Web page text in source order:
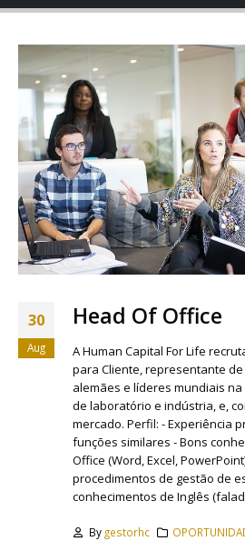
30
Aug
Head Of Office
A Human Capital For Life
para Cliente, representante
alemães e líderes mundiais
de laboratório e indústria, e,
mercado. Perfil: - Experiência
funções similares - Bons
Office (Word, Excel,
procedimentos de gestão de
conhecimentos de Inglês
By gestorhc